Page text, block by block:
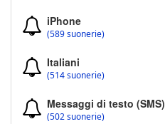
iPhone
(589 suonerie)
Italiani
(514 suonerie)
Messaggi di testo (SMS)
(502 suonerie)